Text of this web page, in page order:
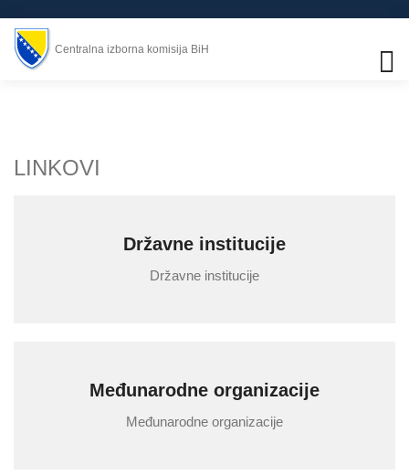
Centralna izborna komisija BiH
LINKOVI
Državne institucije
Državne institucije
Međunarodne organizacije
Međunarodne organizacije